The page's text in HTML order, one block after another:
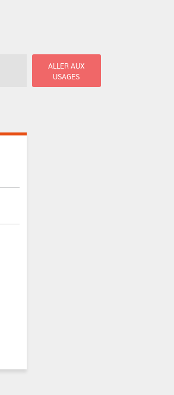
ALLER AUX
USAGES